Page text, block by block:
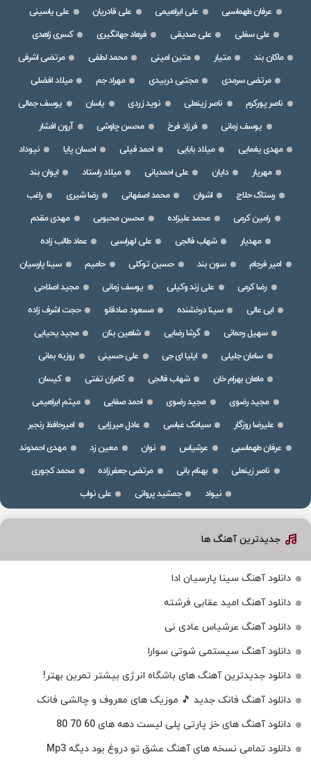
عرفان طهماسبی علی ابراهیمی علی قادریان
علی یاسینی
علی سفلی
علی صدیقی فرهاد جهانگیری
کسری زاهدی
ماکان بند
متیار متین امینی محمد لطفی
مرتضی اشرفی
مرتضی سرمدی
مجتبی دربیدی مهراد جم
میلاد افضلی
ناصر پورکرم
ناصر زینعلی نوید زردی یاسان
یوسف جمالی
یوسف زمانی
فرزاد فرخ محسن چاوشی
آرون افشار
مهدی یغمایی
میلاد بابایی احمد فیلی احسان پایا
نیوداد
مهریار
دایان علی احمدیانی میلاد راستاد
ایوان بند
رستاک حلاج
اشوان محمد اصفهانی رضا شیری
راغب
رامین کرمی
محمد علیزاده محسن محبوبی
مهدی مقدم
مهدیار
شهاب فالجی علی لهراسبی
عماد طالب زاده
امیر فرجام
سون بند حسین توکلی حامیم
سینا پارسیان
رضا کرمی
علی زند وکیلی یوسف زمانی
مجید اصلاحی
ابی عالی
سینا درخشنده مسعود صادقلو
حجت اشرف زاده
سهیل رحمانی
گرشا رضایی شاهین بنان
مجید یحیایی
سامان جلیلی
ایلیا ای جی علی حسینی
روزبه بمانی
ماهان بهرام خان
شهاب فالجی کامران تفتی
کیسان
مجید رضوی
مجید رضوی احمد صفایی
میثم ابراهیمی
علیرضا روزگار
سیامک عباسی عادل میرزایی
امیرحافظ رنجبر
عرفان طهماسبی
عرشیاس نوان معین زد
مهدی احمدوند
ناصر زینعلی
بهنام بانی مرتضی جعفرزاده
محمد کجوری
نیواد
جمشید پروانی علی نواب
جدیدترین آهنگ ها
دانلود آهنگ سینا پارسیان ادا
دانلود آهنگ امید عقابی فرشته
دانلود آهنگ عرشیاس عادی نی
دانلود آهنگ سیستمی شوتی سوارا
دانلود جدیدترین آهنگ‌ های باشگاه انرژی بیشتر تمرین بهتر!
دانلود آهنگ فانک جدید 🎵 موزیک‌ های معروف و چالشی فانک
دانلود آهنگ های خز پارتی پلی لیست دهه های 60 70 80
دانلود تمامی نسخه های آهنگ عشق تو دروغ بود دیگه Mp3